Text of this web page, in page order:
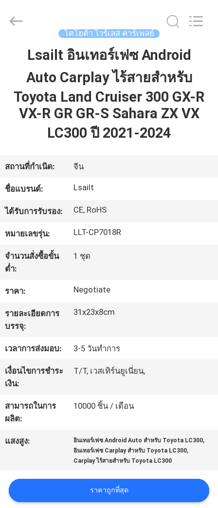
สินค้า
เกี่ยว
กับ
เรา
ทัวร์
โรงงาน
ควบคุม
คุณภาพ
ติดต่อ
เรา
ข่าว
แผนผัง
Automobile
Electron
โตโยต้า ไวร์เลส คาร์เพลย์
Lsailt อินเทอร์เฟซ Android
Auto Carplay ไร้สายสำหรับ
Toyota Land Cruiser 300 GX-R
VX-R GR GR-S Sahara ZX VX
LC300 ปี 2021-2024
สถานที่กำเนิด: จีน
ชื่อแบรนด์: Lsailt
ได้รับการรับรอง: CE, RoHS
หมายเลขรุ่น: LLT-CP7018R
จำนวนสั่งซื้อขั้น
ต่ำ:
1 ชุด
ราคา: Negotiate
รายละเอียดการ
บรรจุ:
31x23x8cm
เวลาการส่งมอบ: 3-5 วันทำการ
เงื่อนไขการชำระ
เงิน:
T/T, เวสเทิร์นยูเนี่ยน,
สามารถในการ
ผลิต:
10000 ชิ้น / เดือน
แสงสูง: อินเทอร์เฟซ Android Auto สำหรับ Toyota LC300,
อินเทอร์เฟซ Carplay สำหรับ Toyota LC300,
Carplay ไร้สายสำหรับ Toyota LC300
ราคาถูกที่สุด